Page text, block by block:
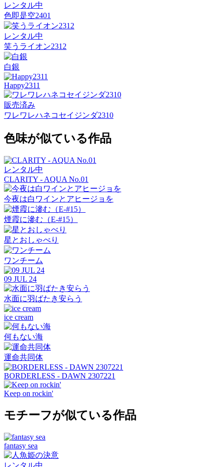
レンタル中
色即是空2401
レンタル中
笑うライオン2312
白銀
Happy2311
販売済み
ワレワレハネコセイジンダ2310
色味が似ている作品
レンタル中
CLARITY - AQUA No.01
今夜は白ワインとアヒージョを
煙霞に滲む（E-#15）
星とおしゃべり
ワンチーム
09 JUL 24
水面に羽ばたき安らう
ice cream
何もない海
運命共同体
BORDERLESS - DAWN 2307221
Keep on rockin'
モチーフが似ている作品
fantasy sea